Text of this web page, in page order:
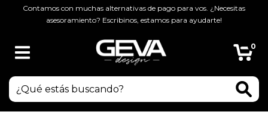
Contamos con muchas alternativas de pago para vos. ¿Necesitas
asesoramiento? Escribinos, estamos para ayudarte!
0